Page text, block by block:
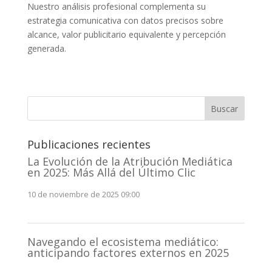
Nuestro análisis profesional complementa su
estrategia comunicativa con datos precisos sobre
alcance, valor publicitario equivalente y percepción
generada.
Buscar
Publicaciones recientes
La Evolución de la Atribución Mediática
en 2025: Más Allá del Último Clic
10 de noviembre de 2025 09:00
Navegando el ecosistema mediático:
anticipando factores externos en 2025